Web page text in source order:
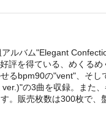
ルバム"Elegant
評を得ている、めくる
るbpm90の"vent"、そ
の3曲を収録。また
販売枚数は300枚で、